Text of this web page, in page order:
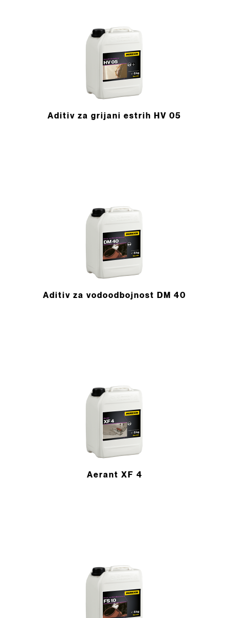
Aditiv za grijani estrih HV 05
Aditiv za vodoodbojnost DM 40
Aerant XF 4